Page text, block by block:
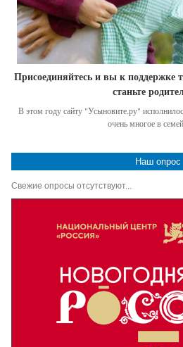
Присоединяйтесь и вы к поддержке
станьте
В этом году сайту "Усыновите.ру"
очень многое в
Наш опрос
Свежие опросы отсутствуют...